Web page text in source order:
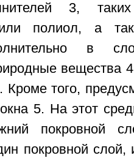
3,
или полиол, а
в
вещества
Кроме того,
5. На этот
покровной
покровной слой,